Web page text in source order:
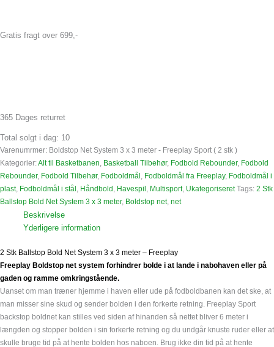
Gratis fragt over 699,-
365 Dages returret
Total solgt i dag: 10
Varenumrmer: Boldstop Net System 3 x 3 meter - Freeplay Sport ( 2 stk )
Kategorier:Alt til Basketbanen, Basketball Tilbehør, Fodbold Rebounder, Fodbold
Rebounder, Fodbold Tilbehør, Fodboldmål , Fodboldmål fra Freeplay, Fodboldmål i
plast, Fodboldmål i stål , Håndbold , Havespil , Multisport, Ukategoriseret Tags: 2 Stk
Ballstop Bold Net System 3 x 3 meter, Boldstop net, net
Beskrivelse
Yderligere information
2 Stk Ballstop Bold Net System 3 x 3 meter – Freeplay
Freeplay Boldstop net system forhindrer bolde i at lande i nabohaven eller på
gaden og ramme omkringstående.
Uanset om man træner hjemme i haven eller ude på fodboldbanen kan det ske, at
man misser sine skud og sender bolden i den forkerte retning. Freeplay Sport
backstop boldnet kan stilles ved siden af hinanden så nettet bliver 6 meter i
længden og stopper bolden i sin forkerte retning og du undgår knuste ruder eller at
skulle bruge tid på at hente bolden hos naboen. Brug ikke din tid på at hente